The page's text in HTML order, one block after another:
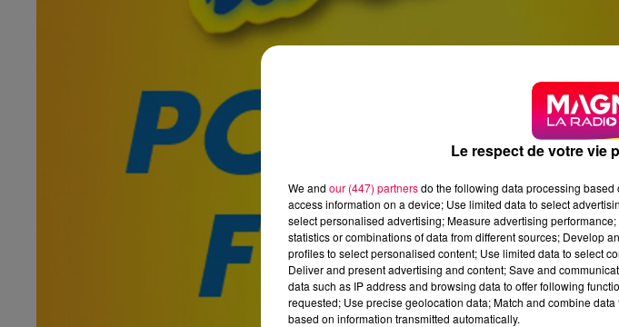
Le respect de votre vie
We and our (447) partnersdo the following data processing
access information on a device; Use limited data to select
select personalised advertising; Measure advertising
statistics or combinations of data from different sources; Develop
profiles to select personalised content; Use limited data to select
Deliver and present advertising and content; Save and
data such as IP address and browsing data to offer following
requested; Use precise geolocation data; Match and combine
based on information transmitted automatically.